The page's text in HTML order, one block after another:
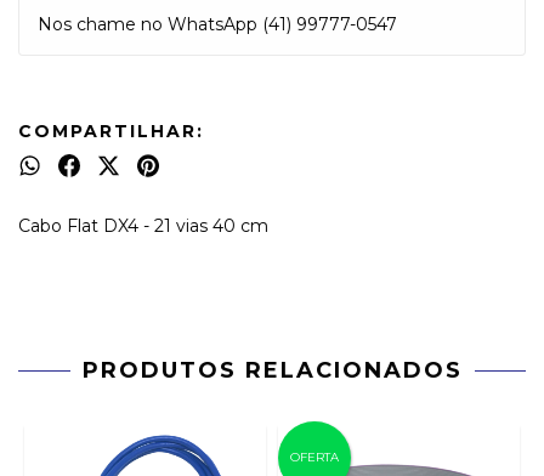
Nos chame no WhatsApp (41) 99777-0547
COMPARTILHAR:
Cabo Flat DX4 - 21 vias 40 cm
PRODUTOS RELACIONADOS
OFERTA